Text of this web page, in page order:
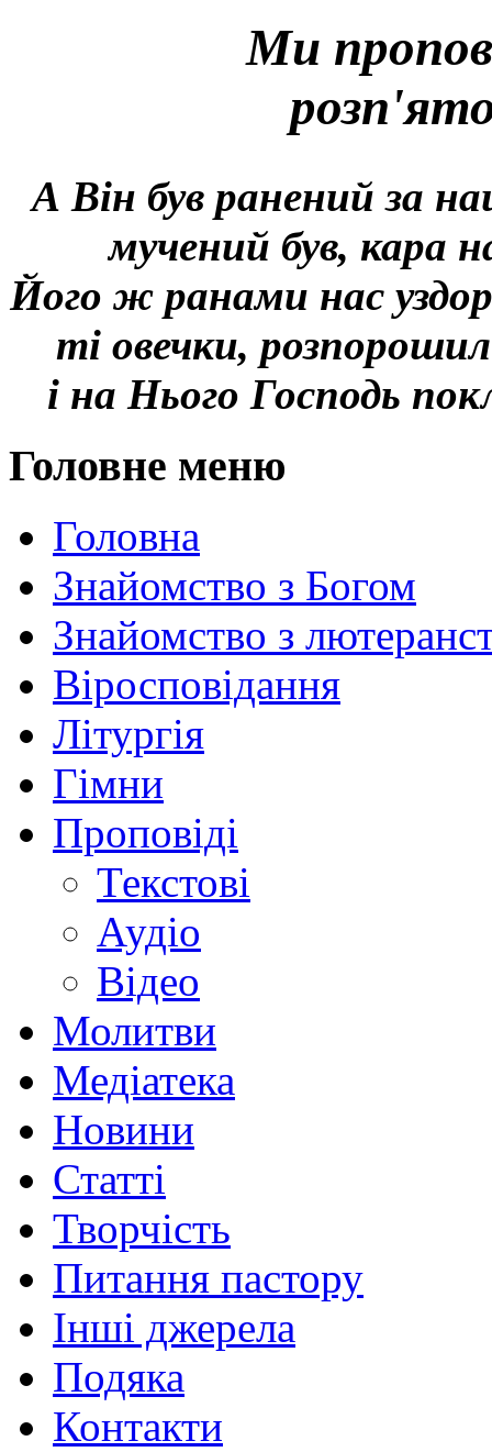
Ми
А Він був ранений за
мучений був, кара
Його ж ранами нас
ті овечки,
і на Нього Господь
Головне меню
Головна
Знайомство з Богом
Знайомство з
Віросповідання
Літургія
Гімни
Проповіді
Текстові
Аудіо
Відео
Молитви
Медіатека
Новини
Статті
Творчість
Питання пастору
Інші джерела
Подяка
Контакти